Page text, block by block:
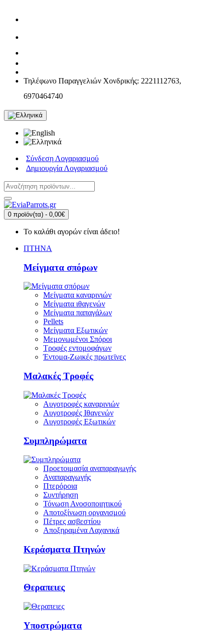
Τηλέφωνο Παραγγελιών Χονδρικής: 2221112763,
6970464740
Σύνδεση Λογαριασμού
Δημιουργία Λογαριασμού
0 προϊόν(τα) - 0,00€
Το καλάθι αγορών είναι άδειο!
ΠΤΗΝΑ
Μείγματα σπόρων
Μείγματα καναρινιών
Μείγματα ιθαγενών
Μείγματα παπαγάλων
Pellets
Μείγματα Εξωτικών
Μεμονωμένοι Σπόροι
Τροφές εντομοφάγων
Έντομα-Ζωικές πρωτεϊνες
Μαλακές Τροφές
Αυγοτροφές καναρινιών
Αυγοτροφές Ιθαγενών
Αυγοτροφές Εξωτικών
Συμπληρώματα
Προετοιμασία αναπαραγωγής
Αναπαραγωγής
Πτερόροια
Συντήρηση
Τόνωση Ανοσοποιητικού
Αποτοξίνωση οργανισμού
Πέτρες ασβεστίου
Αποξηραμένα Λαχανικά
Κεράσματα Πτηνών
Θεραπειες
Υποστρώματα